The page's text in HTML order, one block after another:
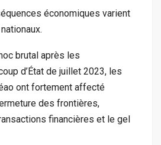
économiques varient
brutal après les
d’État de juillet 2023, les
ont fortement affecté
des frontières,
financières et le gel